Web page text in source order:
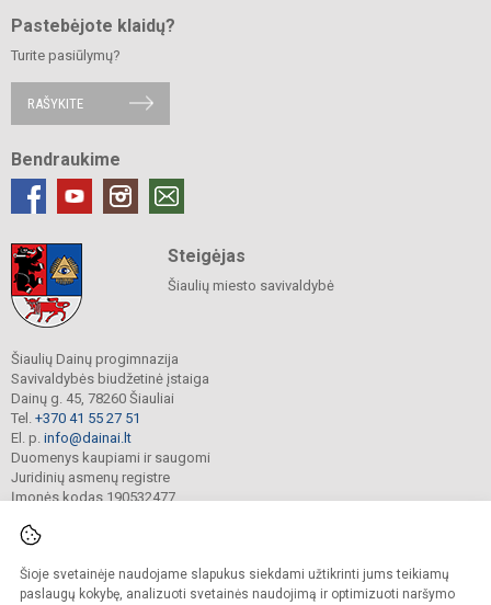
Šioje svetainėje naudojame slapukus siekdami užtikrinti jums teikiamų
paslaugų kokybę, analizuoti svetainės naudojimą ir optimizuoti naršymo
Pastebėjote klaidų?
Turite pasiūlymų?
RAŠYKITE
Bendraukime
Steigėjas
Šiaulių miesto savivaldybė
Šiaulių Dainų progimnazija
Savivaldybės biudžetinė įstaiga
Dainų g. 45, 78260 Šiauliai
Tel. +370 41 55 27 51
El. p. info@dainai.lt
Duomenys kaupiami ir saugomi
Juridinių asmenų registre
Įmonės kodas 190532477
© 2023. Šiaulių Dainų progimnazija. Visos teisės saugomos.
Kopijuoti turinį be raštiško gimnazijos sutikimo griežtai draudžiama.